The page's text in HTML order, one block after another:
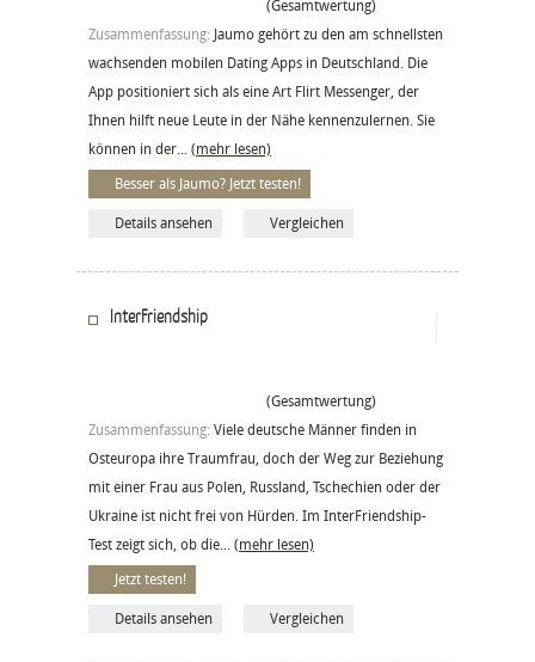
(Gesamtwertung)
Zusammenfassung: Jaumo gehört zu den am schnellsten
wachsenden mobilen Dating Apps in Deutschland. Die
App positioniert sich als eine Art Flirt Messenger, der
Ihnen hilft neue Leute in der Nähe kennenzulernen. Sie
können in der... (mehr lesen)
Besser als Jaumo? Jetzt testen!
Details ansehen Vergleichen
InterFriendship
(Gesamtwertung)
Zusammenfassung: Viele deutsche Männer finden in
Osteuropa ihre Traumfrau, doch der Weg zur Beziehung
mit einer Frau aus Polen, Russland, Tschechien oder der
Ukraine ist nicht frei von Hürden. Im InterFriendship-
Test zeigt sich, ob die... (mehr lesen)
Jetzt testen!
Details ansehen Vergleichen